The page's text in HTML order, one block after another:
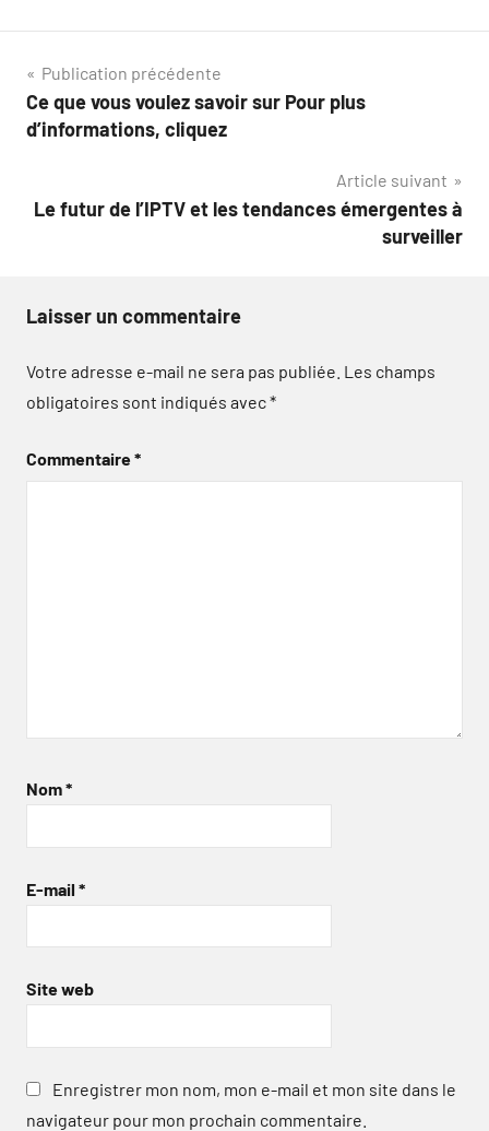
Navigation
de
Publication précédente
Ce que vous voulez savoir sur Pour plus
d’informations, cliquez
Article suivant
Le futur de l’IPTV et les tendances émergentes à
surveiller
Laisser un commentaire
Votre adresse e-mail ne sera pas publiée. Les champs
obligatoires sont indiqués avec*
Commentaire*
Nom*
E-mail *
Site web
Enregistrer mon nom, mon e-mail et mon site dans le
navigateur pour mon prochain commentaire.